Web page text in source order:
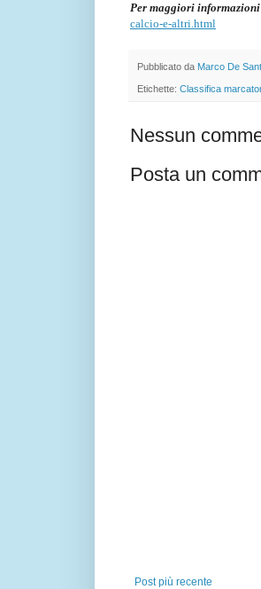
Per maggiori informazioni
calcio-e-altri.html
Pubblicato da Marco De
Etichette: Classifica
Nessun
Posta un
Post più recente